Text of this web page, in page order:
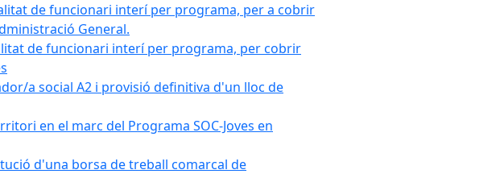
de funcionari interí per programa, per a cobrir
General.
de funcionari interí per programa, per cobrir
a social A2 i provisió definitiva d'un lloc de
en el marc del Programa SOC-Joves en
d'una borsa de treball comarcal de